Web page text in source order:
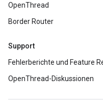
OpenThread
Border Router
Support
Fehlerberichte und Feature
OpenThread-Diskussionen